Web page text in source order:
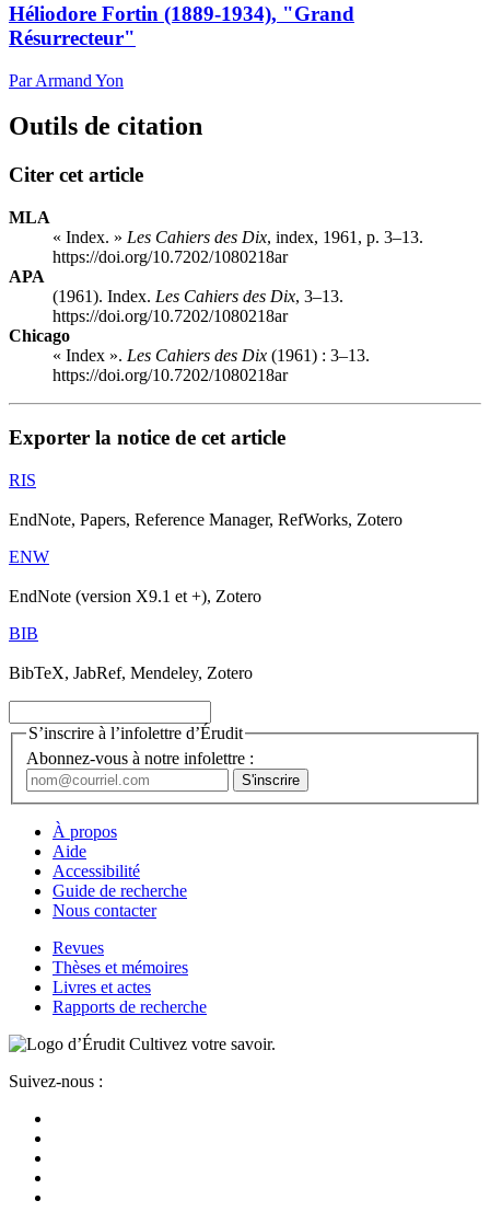
Héliodore Fortin (1889-1934), "Grand
Résurrecteur"
Par Armand Yon
Outils de citation
Citer cet article
MLA
« Index. » Les Cahiers des Dix, index, 1961, p. 3–13.
https://doi.org/10.7202/1080218ar
APA
(1961). Index. Les Cahiers des Dix, 3–13.
https://doi.org/10.7202/1080218ar
Chicago
« Index ». Les Cahiers des Dix (1961) : 3–13.
https://doi.org/10.7202/1080218ar
Exporter la notice de cet article
RIS
EndNote, Papers, Reference Manager, RefWorks, Zotero
ENW
EndNote (version X9.1 et +), Zotero
BIB
BibTeX, JabRef, Mendeley, Zotero
S’inscrire à l’infolettre d’Érudit
Abonnez-vous à notre infolettre :
À propos
Aide
Accessibilité
Guide de recherche
Nous contacter
Revues
Thèses et mémoires
Livres et actes
Rapports de recherche
Cultivez votre savoir.
Suivez-nous :